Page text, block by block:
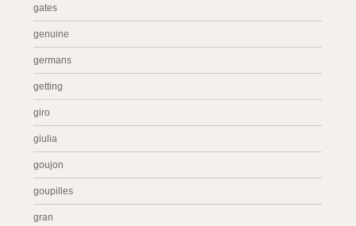
gates
genuine
germans
getting
giro
giulia
goujon
goupilles
gran